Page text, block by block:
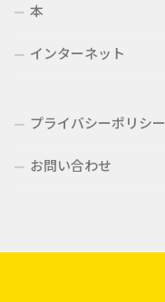
本
インターネット
プライバシーポリシー
お問い合わせ